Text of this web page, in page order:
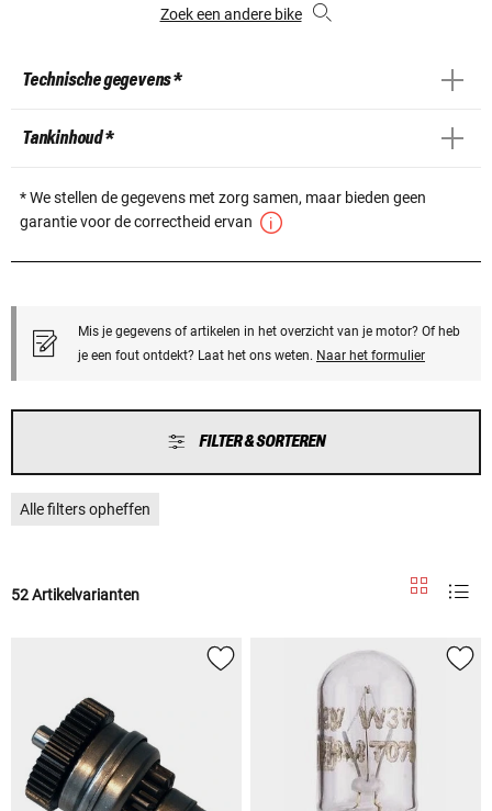
Zoek een andere bike
Technische gegevens *
Tankinhoud *
* We stellen de gegevens met zorg samen, maar bieden geen
garantie voor de correctheid ervan
Mis je gegevens of artikelen in het overzicht van je motor? Of heb
je een fout ontdekt? Laat het ons weten. Naar het formulier
FILTER & SORTEREN
Alle filters opheffen
52 Artikelvarianten